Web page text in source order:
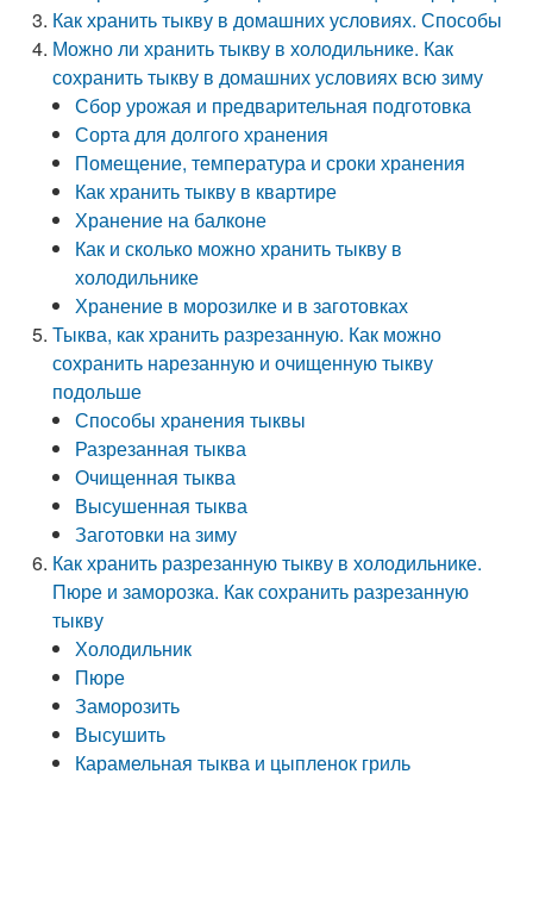
Как хранить тыкву в домашних условиях. Способы
Можно ли хранить тыкву в холодильнике. Как
сохранить тыкву в домашних условиях всю зиму
Сбор урожая и предварительная подготовка
Сорта для долгого хранения
Помещение, температура и сроки хранения
Как хранить тыкву в квартире
Хранение на балконе
Как и сколько можно хранить тыкву в
холодильнике
Хранение в морозилке и в заготовках
Тыква, как хранить разрезанную. Как можно
сохранить нарезанную и очищенную тыкву
подольше
Способы хранения тыквы
Разрезанная тыква
Очищенная тыква
Высушенная тыква
Заготовки на зиму
Как хранить разрезанную тыкву в холодильнике.
Пюре и заморозка. Как сохранить разрезанную
тыкву
Холодильник
Пюре
Заморозить
Высушить
Карамельная тыква и цыпленок гриль